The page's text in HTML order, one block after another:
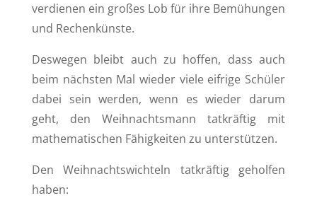
verdienen ein großes Lob für ihre Bemühungen
und Rechenkünste.
Deswegen bleibt auch zu hoffen, dass auch
beim nächsten Mal wieder viele eifrige Schüler
dabei sein werden, wenn es wieder darum
geht, den Weihnachtsmann tatkräftig mit
mathematischen Fähigkeiten zu unterstützen.
Den Weihnachtswichteln tatkräftig geholfen
haben: